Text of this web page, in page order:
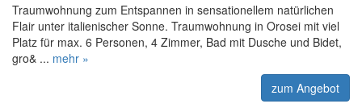
Traumwohnung zum Entspannen in sensationellem natürlichen
Flair unter italienischer Sonne. Traumwohnung in Orosei mit viel
Platz für max. 6 Personen, 4 Zimmer, Bad mit Dusche und Bidet,
gro& ... mehr »
zum Angebot